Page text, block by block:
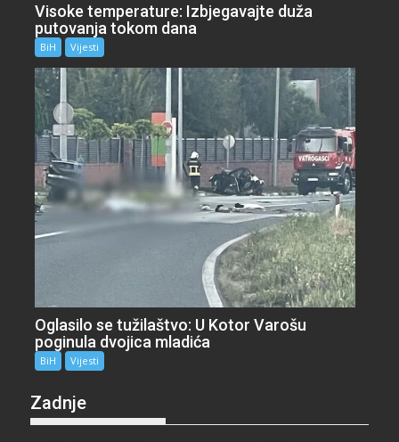
Visoke temperature: Izbjegavajte duža
putovanja tokom dana
BiH Vijesti
Oglasilo se tužilaštvo: U Kotor Varošu
poginula dvojica mladića
BiH Vijesti
Zadnje